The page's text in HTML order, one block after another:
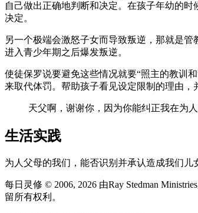
自己做出正确地判断和决定。在孩子年幼的
决定。
另一个极端会激怒子女而导致叛逆，那就是
进入青少年期之后爆发叛逆。
使徒保罗说要避免这些情况就要“照主的教训
来取代体罚。帮助孩子看见设定限制的理由，
天父啊，谢谢你，因为你能纠正我在为
生活实践
为人父母的我们，能否识别并承认造成我们
每日灵修 © 2006, 2026 由Ray Stedman
留所有权利。